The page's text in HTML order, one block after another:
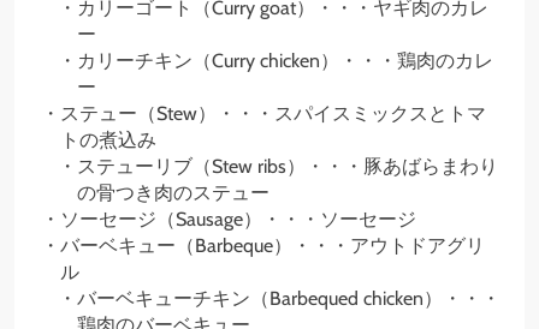
カリーゴート（Curry goat）・・・ヤギ肉のカレ
ー
カリーチキン（Curry chicken）・・・鶏肉のカレ
ー
ステュー（Stew）・・・スパイスミックスとトマ
トの煮込み
ステューリブ（Stew ribs）・・・豚あばらまわり
の骨つき肉のステュー
ソーセージ（Sausage）・・・ソーセージ
バーベキュー（Barbeque）・・・アウトドアグリ
ル
バーベキューチキン（Barbequed chicken）・・・
鶏肉のバーベキュー